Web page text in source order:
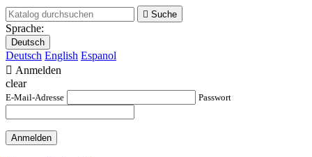
 Suche
Sprache:
Deutsch
Deutsch English Espanol
 Anmelden
clear
E-Mail-Adresse Passwort
Anmelden